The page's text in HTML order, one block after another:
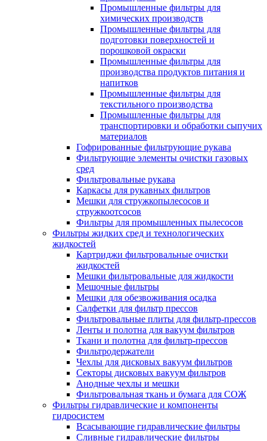
Промышленные фильтры для
химических производств
Промышленные фильтры для
подготовки поверхностей и
порошковой окраски
Промышленные фильтры для
производства продуктов питания и
напитков
Промышленные фильтры для
текстильного производства
Промышленные фильтры для
транспортировки и обработки сыпучих
материалов
Гофрированные фильтрующие рукава
Фильтрующие элементы очистки газовых
сред
Фильтровальные рукава
Каркасы для рукавных фильтров
Мешки для стружкопылесосов и
стружкоотсосов
Фильтры для промышленных пылесосов
Фильтры жидких сред и технологических
жидкостей
Картриджи фильтровальные очистки
жидкостей
Мешки фильтровальные для жидкости
Мешочные фильтры
Мешки для обезвоживания осадка
Салфетки для фильтр прессов
Фильтровальные плиты для фильтр-прессов
Ленты и полотна для вакуум фильтров
Ткани и полотна для фильтр-прессов
Фильтродержатели
Чехлы для дисковых вакуум фильтров
Секторы дисковых вакуум фильтров
Анодные чехлы и мешки
Фильтровальная ткань и бумага для СОЖ
Фильтры гидравлические и компоненты
гидросистем
Всасывающие гидравлические фильтры
Сливные гидравлические фильтры